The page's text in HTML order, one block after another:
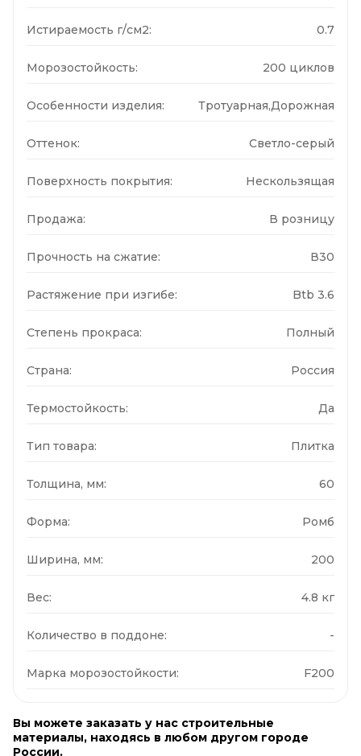
Истираемость г/см2: 0.7
Морозостойкость: 200 циклов
Особенности изделия: Тротуарная,Дорожная
Оттенок: Светло-серый
Поверхность покрытия: Нескользящая
Продажа: В розницу
Прочность на сжатие: В30
Растяжение при изгибе: Btb 3.6
Степень прокраса: Полный
Страна: Россия
Термостойкость: Да
Тип товара: Плитка
Толщина, мм: 60
Форма: Ромб
Ширина, мм: 200
Вес: 4.8 кг
Количество в поддоне: -
Марка морозостойкости: F200
Вы можете заказать у нас строительные
материалы, находясь в любом другом городе
России.